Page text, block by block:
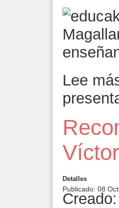
Lee
Detalles
Publicado: 08